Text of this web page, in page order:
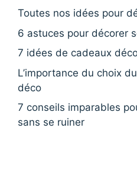
Toutes nos idées pour
6 astuces pour décorer
7 idées de cadeaux
L’importance du choix
déco
7 conseils imparables
sans se ruiner